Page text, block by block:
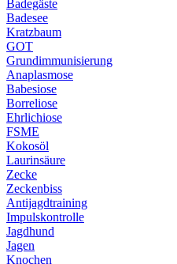
Badegäste
Badesee
Kratzbaum
GOT
Grundimmunisierung
Anaplasmose
Babesiose
Borreliose
Ehrlichiose
FSME
Kokosöl
Laurinsäure
Zecke
Zeckenbiss
Antijagdtraining
Impulskontrolle
Jagdhund
Jagen
Knochen